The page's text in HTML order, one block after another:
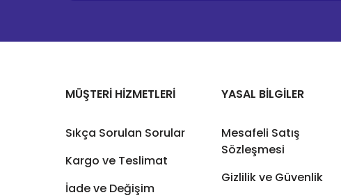
MÜŞTERİ HİZMETLERİ
Sıkça Sorulan Sorular
Kargo ve Teslimat
İade ve Değişim
YASAL BİLGİLER
Mesafeli Satış
Sözleşmesi
Gizlilik ve Güvenlik